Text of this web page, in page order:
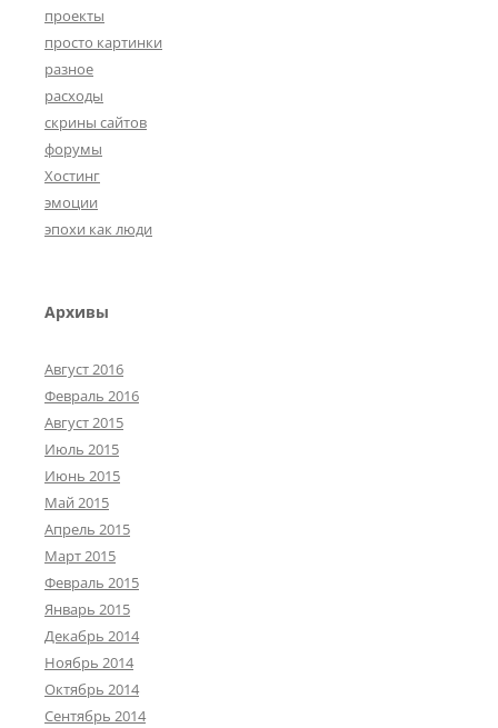
проекты
просто картинки
разное
расходы
скрины сайтов
форумы
Хостинг
эмоции
эпохи как люди
Архивы
Август 2016
Февраль 2016
Август 2015
Июль 2015
Июнь 2015
Май 2015
Апрель 2015
Март 2015
Февраль 2015
Январь 2015
Декабрь 2014
Ноябрь 2014
Октябрь 2014
Сентябрь 2014